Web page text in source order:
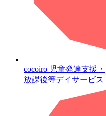
cocoiro 児童発達支援・
放課後等デイサービス